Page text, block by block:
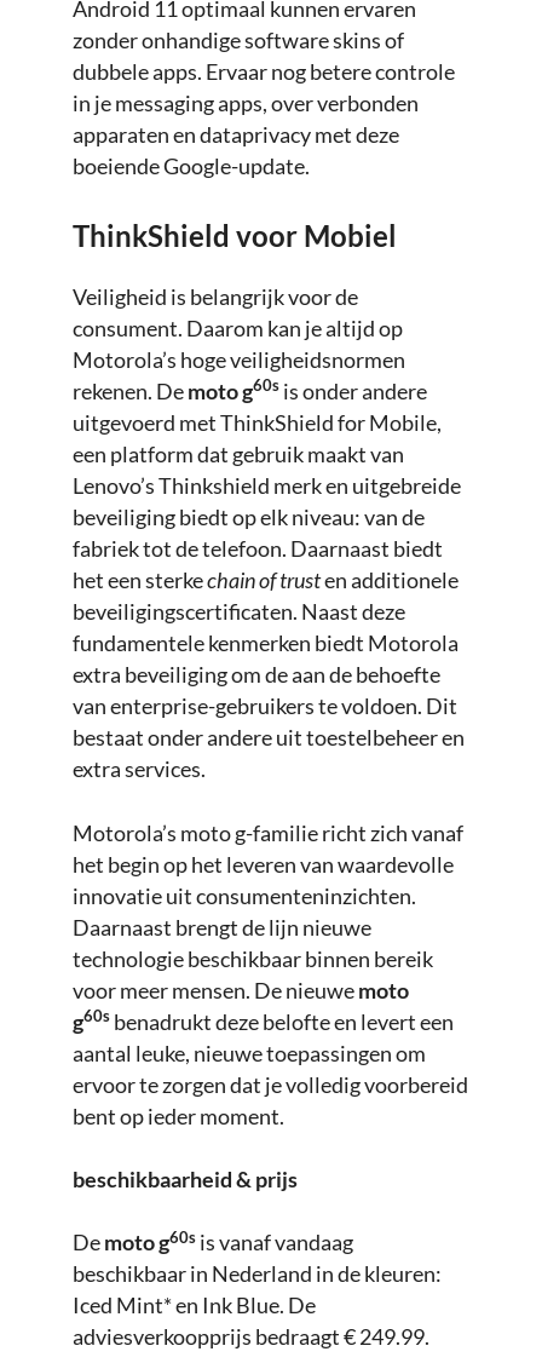
Android 11 optimaal kunnen ervaren
zonder onhandige software skins of
dubbele apps. Ervaar nog betere controle
in je messaging apps, over verbonden
apparaten en dataprivacy met deze
boeiende Google-update.
ThinkShield voor Mobiel
Veiligheid is belangrijk voor de
consument. Daarom kan je altijd op
Motorola’s hoge veiligheidsnormen
rekenen. Demoto g60s is onder andere
uitgevoerd met ThinkShield for Mobile,
een platform dat gebruik maakt van
Lenovo’s Thinkshield merk en uitgebreide
beveiliging biedt op elk niveau: van de
fabriek tot de telefoon. Daarnaast biedt
het een sterkechain of trusten additionele
beveiligingscertificaten. Naast deze
fundamentele kenmerken biedt Motorola
extra beveiliging om de aan de behoefte
van enterprise-gebruikers te voldoen. Dit
bestaat onder andere uit toestelbeheer en
extra services.
Motorola’s moto g-familie richt zich vanaf
het begin op het leveren van waardevolle
innovatie uit consumenteninzichten.
Daarnaast brengt de lijn nieuwe
technologie beschikbaar binnen bereik
voor meer mensen. De nieuwemoto
g60s benadrukt deze belofte en levert een
aantal leuke, nieuwe toepassingen om
ervoor te zorgen dat je volledig voorbereid
bent op ieder moment.
beschikbaarheid & prijs
Demoto g60s is vanaf vandaag
beschikbaar in Nederland in de kleuren:
Iced Mint* en Ink Blue. De
adviesverkoopprijs bedraagt € 249.99.